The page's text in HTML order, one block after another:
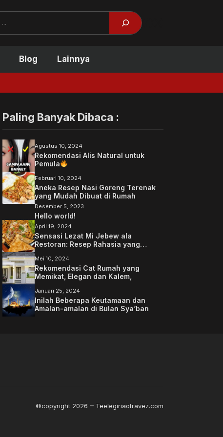
Facebook
Blog Lainnya
Paling Banyak Dibaca :
Agustus 10, 2024
Rekomendasi Alis Natural untuk
Pemula
Februari 10, 2024
Aneka Resep Nasi Goreng Terenak
yang Mudah Dibuat di Rumah
Desember 5, 2023
Hello world!
April 19, 2024
Sensasi Lezat Mi Jebew ala
Restoran: Resep Rahasia yang
Mei 10, 2024
Rekomendasi Cat Rumah yang
Memikat, Elegan dan Kalem,
Januari 25, 2024
Inilah Beberapa Keutamaan dan
Amalan-amalan di Bulan Sya’ban
©copyright 2026 Teelegiriaotravez.com